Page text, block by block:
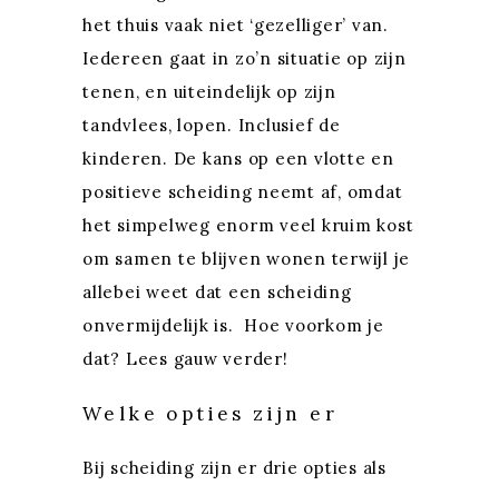
het thuis vaak niet ‘gezelliger’ van.
Iedereen gaat in zo’n situatie op zijn
tenen, en uiteindelijk op zijn
tandvlees, lopen. Inclusief de
kinderen. De kans op een vlotte en
positieve scheiding neemt af, omdat
het simpelweg enorm veel kruim kost
om samen te blijven wonen terwijl je
allebei weet dat een scheiding
onvermijdelijk is. Hoe voorkom je
dat? Lees gauw verder!
Welke opties zijn er
Bij scheiding zijn er drie opties als